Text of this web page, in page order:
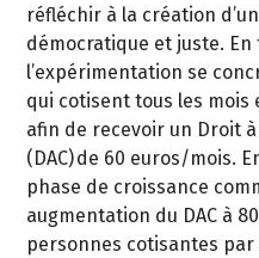
réfléchir à la création
démocratique et juste. En
l’expérimentation se
qui cotisent tous les mois
afin de recevoir un Droit à
(DAC) de 60 euros/mois.
phase de croissance
augmentation du DAC à
personnes cotisantes par